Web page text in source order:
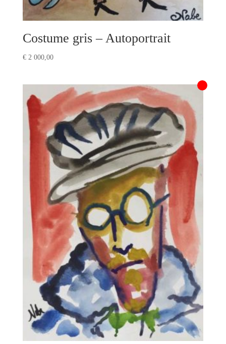
Costume gris – Autoportrait
€2 000,00